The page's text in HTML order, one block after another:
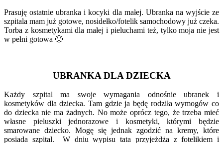
Prasuję ostatnie ubranka i kocyki dla małej. Ubranka na wyjście ze
szpitala mam już gotowe, nosidełko/fotelik samochodowy już czeka.
Torba z kosmetykami dla małej i pieluchami też, tylko moja nie jest
w pełni gotowa 🙂
UBRANKA DLA DZIECKA
Każdy szpital ma swoje wymagania odnośnie ubranek i
kosmetyków dla dziecka. Tam gdzie ja będę rodziła wymogów co
do dziecka nie ma żadnych. No może oprócz tego, że trzeba mieć
własne pieluszki jednorazowe i kosmetyki, którymi będzie
smarowane dziecko. Mogę się jednak zgodzić na kremy, które
posiada szpital. W dniu wypisu tata przyjeżdża z fotelikiem i